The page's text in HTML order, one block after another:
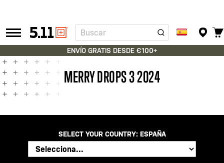
Tactical
Gear
Buscar
ENVÍO GRATIS DESDE €100+
MERRY DROPS 3 2024
SELECT YOUR COUNTRY: ESPAÑA